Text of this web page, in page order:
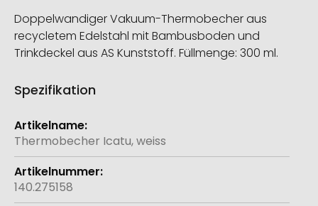
Doppelwandiger Vakuum-Thermobecher aus
recycletem Edelstahl mit Bambusboden und
Trinkdeckel aus AS Kunststoff. Füllmenge: 300 ml.
Spezifikation
Weitere
Informationen
Thermobecher Icatu, weiss
140.275158